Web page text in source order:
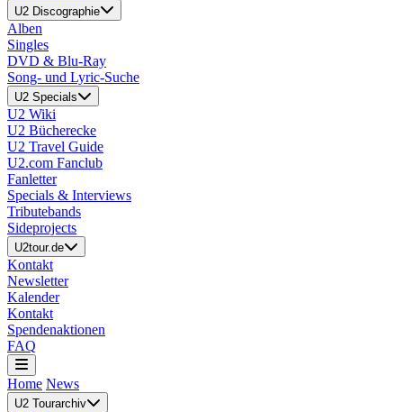
U2 Discographie
Alben
Singles
DVD & Blu-Ray
Song- und Lyric-Suche
U2 Specials
U2 Wiki
U2 Bücherecke
U2 Travel Guide
U2.com Fanclub
Fanletter
Specials & Interviews
Tributebands
Sideprojects
U2tour.de
Kontakt
Newsletter
Kalender
Kontakt
Spendenaktionen
FAQ
Home News
U2 Tourarchiv